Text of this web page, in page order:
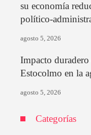
su economía
político-
agosto 5, 2026
Impacto
Estocolmo en la
agosto 5, 2026
Categorías